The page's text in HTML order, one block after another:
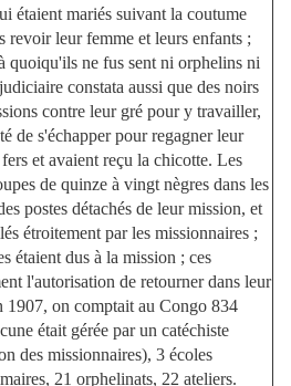
étaient mariés suivant la coutume
revoir leur femme et leurs enfants ;
quoiqu'ils ne fus sent ni orphelins ni
constata aussi que des noirs
contre leur gré pour y travailler,
de s'échapper pour regagner leur
et avaient reçu la chicotte. Les
de quinze à vingt nègres dans les
postes détachés de leur mission, et
étroitement par les missionnaires ;
étaient dus à la mission ; ces
l'autorisation de retourner dans leur
1907, on comptait au Congo 834
était gérée par un catéchiste
des missionnaires), 3 écoles
21 orphelinats, 22 ateliers.